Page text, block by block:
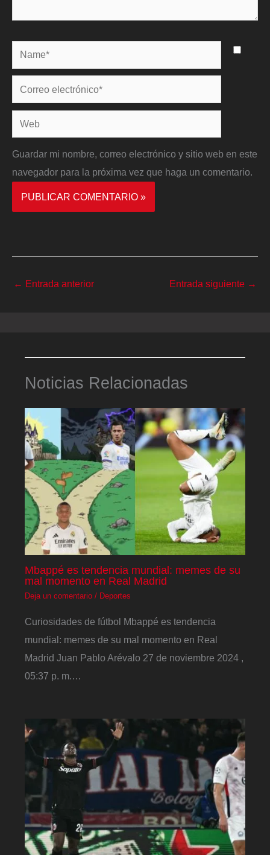
Name*
Correo
electrónico*
Web
Guardar mi nombre, correo electrónico y sitio web en este
navegador para la próxima vez que haga un comentario.
← Entrada anterior Entrada siguiente →
Noticias Relacionadas
Mbappé es tendencia mundial: memes de su
mal momento en Real Madrid
Deja un comentario / Deportes
Curiosidades de fútbol Mbappé es tendencia
mundial: memes de su mal momento en Real
Madrid Juan Pablo Arévalo 27 de noviembre 2024 ,
05:37 p. m.…